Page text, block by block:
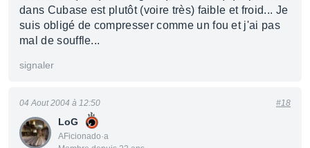
dans Cubase est plutôt (voire très) faible et froid... Je
suis obligé de compresser comme un fou et j'ai pas
mal de souffle...
signaler
LoG
AFicionado·a
04 Aout 2004 à 12:50 #18